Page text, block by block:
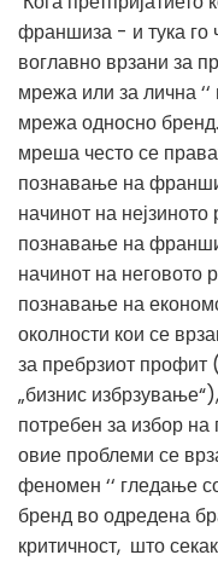
франшиза - и тука го
воглавно врзани за
мрежа или за лична
мрежа односно
мреша често се
познавање на
начинот на
познавање на
начинот на неговото
познавање на
околности кои се
за пребрзиот профит
„бизнис
потребен за избор
овие проблеми се
феномен ‘‘ гледање
бренд во одредена
критичност, што